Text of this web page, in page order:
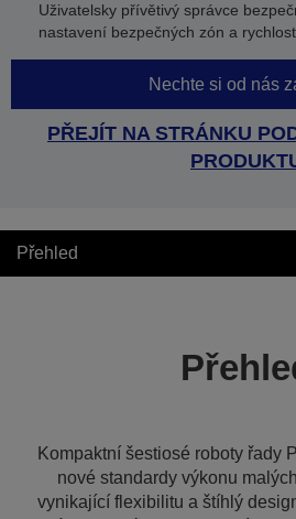
Uživatelsky přívětivý správce
nastavení bezpečných zón a
Nechte si od nás
PŘEJÍT NA STRÁNKU
Přehled
Kompaktní šestiosé roboty řady
nové standardy výkonu
vynikající flexibilitu a štíhlý